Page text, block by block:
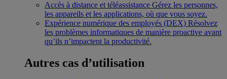
Accès à distance et téléassistance Gérez les personnes,
les appareils et les applications, où que vous soyez.
Expérience numérique des employés (DEX) Résolvez
les problèmes informatiques de manière proactive avant
qu’ils n’impactent la productivité.
Autres cas d’utilisation